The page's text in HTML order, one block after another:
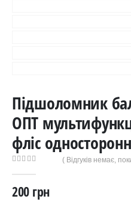
Підшоломник
ОПТ
фліс
( Відгуків немає,
200грн